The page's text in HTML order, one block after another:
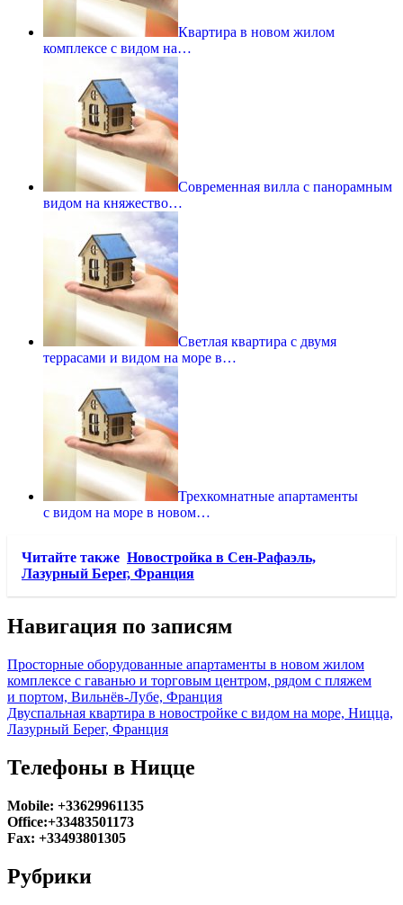
Квартира в новом жилом
комплексе с видом на…
Современная вилла с панорамным
видом на княжество…
Светлая квартира с двумя
террасами и видом на море в…
Трехкомнатные апартаменты
с видом на море в новом…
Читайте также Новостройка в Сен-Рафаэль,
Лазурный Берег, Франция
Навигация по записям
Просторные оборудованные апартаменты в новом жилом
комплексе с гаванью и торговым центром, рядом с пляжем
и портом, Вильнёв-Лубе, Франция
Двуспальная квартира в новостройке с видом на море, Ницца,
Лазурный Берег, Франция
Телефоны в Ницце
Mobile: +33629961135
Office:+33483501173
Fax: +33493801305
Рубрики